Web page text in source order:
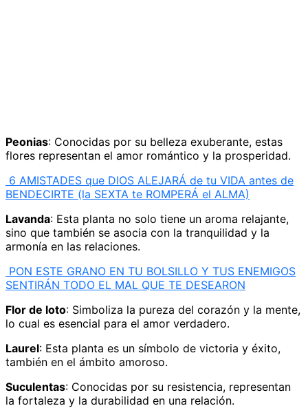
Peonias: Conocidas por su belleza exuberante, estas
flores representan el amor romántico y la prosperidad.
6 AMISTADES que DIOS ALEJARÁ de tu VIDA antes de
BENDECIRTE (la SEXTA te ROMPERÁ el ALMA)
Lavanda: Esta planta no solo tiene un aroma relajante,
sino que también se asocia con la tranquilidad y la
armonía en las relaciones.
PON ESTE GRANO EN TU BOLSILLO Y TUS ENEMIGOS
SENTIRÁN TODO EL MAL QUE TE DESEARON
Flor de loto: Simboliza la pureza del corazón y la mente,
lo cual es esencial para el amor verdadero.
Laurel: Esta planta es un símbolo de victoria y éxito,
también en el ámbito amoroso.
Suculentas: Conocidas por su resistencia, representan
la fortaleza y la durabilidad en una relación.